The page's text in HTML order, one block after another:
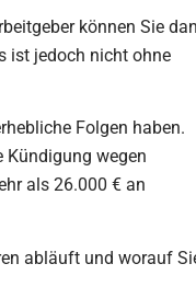
können Sie
ist jedoch nicht ohne
Folgen haben.
Kündigung wegen
als 26.000 € an
abläuft und worauf